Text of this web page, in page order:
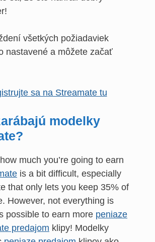
všetkých požiadaviek
nastavené a môžete začať
sa na Streamate tu
modelky
much you’re going to earn
is a bit difficult, especially
that only lets you keep 35% of
However, not everything is
possible to earn more peniaze
predajom klipy! Modelky